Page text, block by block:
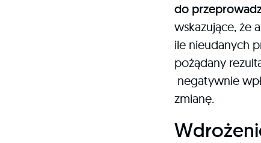
do
wskazujące, że
ile nieudanych
pożądany
negatywnie
zmianę.